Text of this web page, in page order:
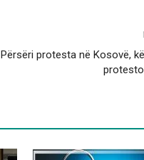
Përsëri protesta në Kosovë,